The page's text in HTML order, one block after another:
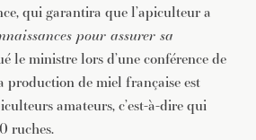
qui garantira que l’apiculteur a
pour assurer sa
le ministre lors d’une conférence de
production de miel française est
amateurs, c’est-à-dire qui
ruches.